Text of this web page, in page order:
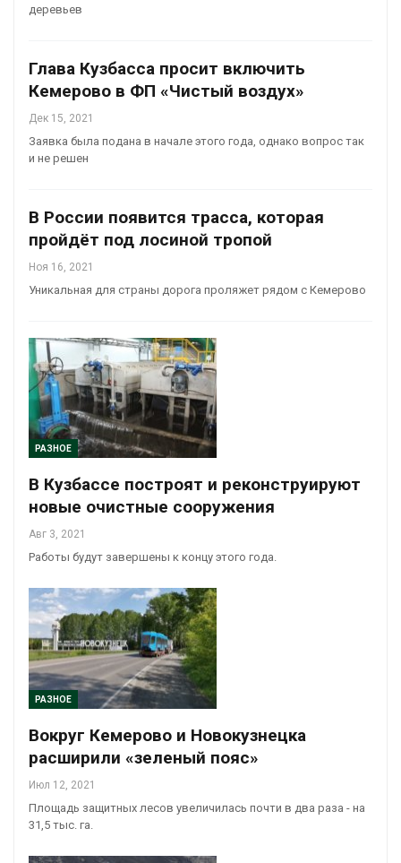
деревьев
Глава Кузбасса просит включить
Кемерово в ФП «Чистый воздух»
Дек 15, 2021
Заявка была подана в начале этого года, однако вопрос так
и не решен
В России появится трасса, которая
пройдёт под лосиной тропой
Ноя 16, 2021
Уникальная для страны дорога проляжет рядом с Кемерово
РАЗНОЕ
В Кузбассе построят и реконструируют
новые очистные сооружения
Авг 3, 2021
Работы будут завершены к концу этого года.
РАЗНОЕ
Вокруг Кемерово и Новокузнецка
расширили «зеленый пояс»
Июл 12, 2021
Площадь защитных лесов увеличилась почти в два раза - на
31,5 тыс. га.